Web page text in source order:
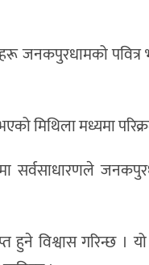
जनकपुरधामको पवित्र
मिथिला मध्यमा
सर्वसाधारणले
हुने विश्वास गरिन्छ ।